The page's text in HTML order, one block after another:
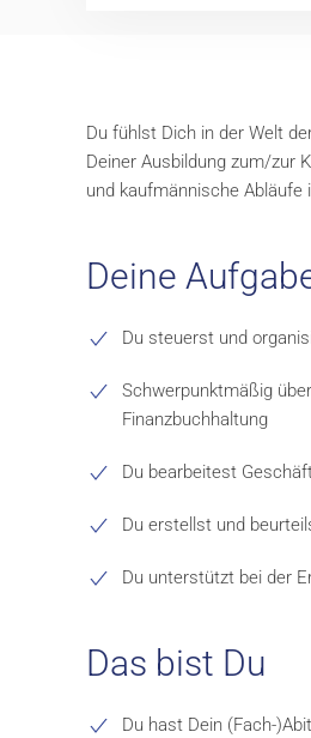
Du fühlst Dich in der Welt
Deiner Ausbildung zum/zur
und kaufmännische Abläufe
Deine
Du steuerst und
Schwerpunktmäßig
Finanzbuchhaltung
Du bearbeitest
Du erstellst und
Du unterstützt bei der
Das bist Du
Du hast Dein (Fach-